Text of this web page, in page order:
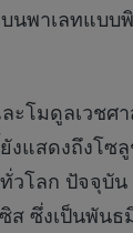
พาเลทแบ
ะโมดูลเวช
แสดงถึงโ
ลก ปัจจุบั
ซึ่งเป็นพัน